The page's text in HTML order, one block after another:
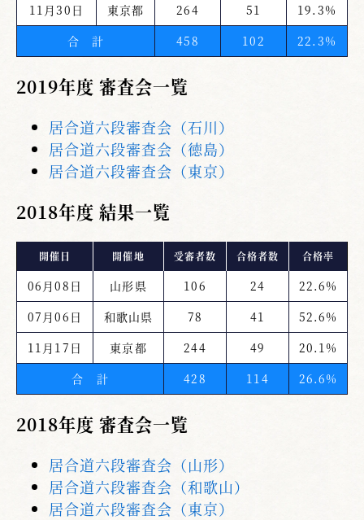
11月30日
東京都 264 51
19.3%
合 計
458 102 22.3%
2019年度 審査会一覧
居合道六段審査会（石川）
居合道六段審査会（徳島）
居合道六段審査会（東京）
2018年度 結果一覧
開催日 開催地 受審者数 合格者数 合格率
06月08日 山形県 106 24
22.6%
07月06日
和歌山県 78 41
52.6%
11月17日
東京都 244 49
20.1%
合 計
428 114 26.6%
2018年度 審査会一覧
居合道六段審査会（山形）
居合道六段審査会（和歌山）
居合道六段審査会（東京）